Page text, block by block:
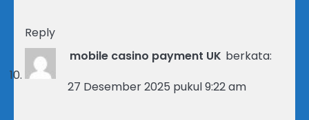
Reply
mobile casino payment UK berkata:
27 Desember 2025 pukul 9:22 am